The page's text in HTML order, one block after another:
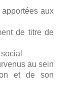
aux
titre de
au sein
et de son